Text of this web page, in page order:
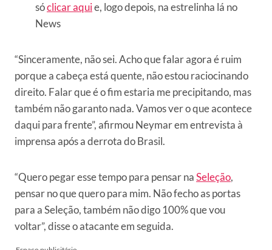
sóclicar aquie, logo depois, na estrelinha lá no
News
“Sinceramente, não sei. Acho que falar agora é ruim
porque a cabeça está quente, não estou raciocinando
direito. Falar que é o fim estaria me precipitando, mas
também não garanto nada. Vamos ver o que acontece
daqui para frente”, afirmou Neymar em entrevista à
imprensa após a derrota do Brasil.
“Quero pegar esse tempo para pensar naSeleção,
pensar no que quero para mim. Não fecho as portas
para a Seleção, também não digo 100% que vou
voltar”, disse o atacante em seguida.